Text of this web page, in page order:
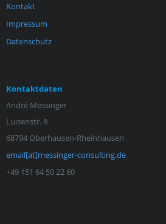
Kontakt
Impressum
Datenschutz
Kontaktdaten
André Messinger
Luisenstr. 8
68794 Oberhausen-Rheinhausen
email[at]messinger-consulting.de
+49 151 64 50 22 60